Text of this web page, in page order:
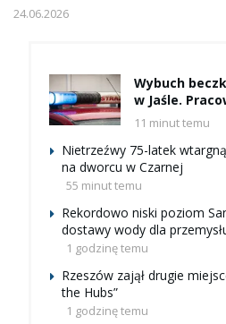
24.06.2026
Wybuch
w Jaśle.
11 minut temu
Nietrzeźwy 75-latek
na dworcu w Czarnej
55 minut temu
Rekordowo niski poziom
dostawy wody dla
1 godzinę temu
Rzeszów zajął drugie
the Hubs”
1 godzinę temu